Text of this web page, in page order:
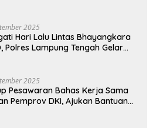
2025
Hari Lalu Lintas Bhayangkara
Polres Lampung Tengah Gelar
2025
Pesawaran Bahas Kerja Sama
Pemprov DKI, Ajukan Bantuan